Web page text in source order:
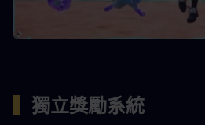
獨立獎勵系統